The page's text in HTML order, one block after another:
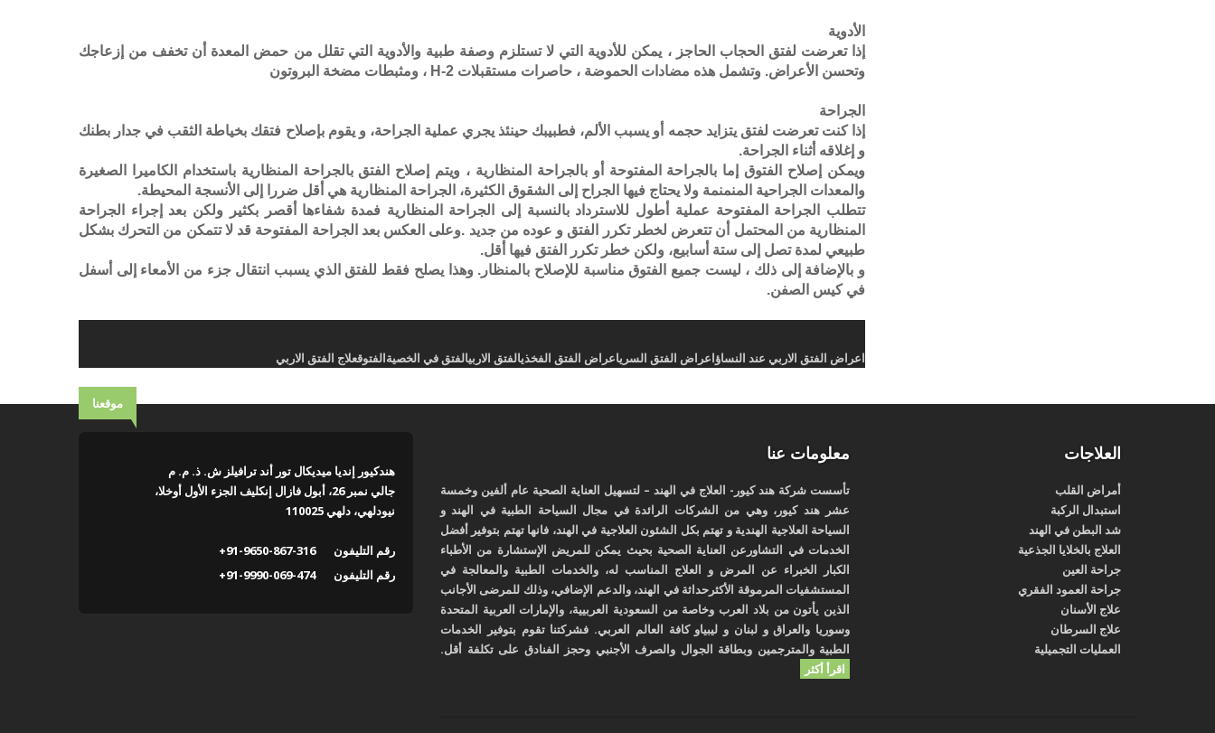
الأدوية
إذا تعرضت لفتق الحجاب الحاجز ، يمكن للأدوية التي لا تستلزم وصفة طبية والأدوية التي تقلل من حمض المعدة أن تخفف من إزعاجك
وتحسن الأعراض. وتشمل هذه مضادات الحموضة ، حاصرات مستقبلات H-2 ، ومثبطات مضخة البروتون
الجراحة
إذا كنت تعرضت لفتق يتزايد حجمه أو يسبب الألم، فطبيبك حينئذ يجري عملية الجراحة، و يقوم بإصلاح فتقك بخياطة الثقب في جدار بطنك
و إغلاقه أثناء الجراحة.
ويمكن إصلاح الفتوق إما بالجراحة المفتوحة أو بالجراحة المنظارية ، ويتم إصلاح الفتق بالجراحة المنظارية باستخدام الكاميرا الصغيرة
والمعدات الجراحية المنمنمة ولا يحتاج فيها الجراح إلى الشقوق الكثيرة، الجراحة المنظارية هي أقل ضررا إلى الأنسجة المحيطة.
تتطلب الجراحة المفتوحة عملية أطول للاسترداد بالنسبة إلى الجراحة المنظارية فمدة شفاءها أقصر بكثير ولكن بعد إجراء الجراحة
المنظارية من المحتمل أن تتعرض لخطر تكرر الفتق و عوده من جديد .وعلى العكس بعد الجراحة المفتوحة قد لا تتمكن من التحرك بشكل
طبيعي لمدة تصل إلى ستة أسابيع، ولكن خطر تكرر الفتق فيها أقل.
و بالإضافة إلى ذلك ، ليست جميع الفتوق مناسبة للإصلاح بالمنظار. وهذا يصلح فقط للفتق الذي يسبب انتقال جزء من الأمعاء إلى أسفل
في كيس الصفن.
اعراض الفتق الاربي عند النساؤاعراض الفتق السرياعراض الفتق الفخذيالفتق الاربيالفتق في الخصيةالفتوقعلاج الفتق الاربي
موقعنا
هندكيور إنديا ميديكال تور أند ترافيلز ش. ذ. م. م
جالي نمبر 26، أبول فازال إنكليف الجزء الأول أوخلا،
نيودلهي، دلهي 110025
+91-9650-867-316
رقم التليفون
+91-9990-069-474
رقم التليفون
معلومات عنا
تأسست شركة هند كيور- العلاج في الهند – لتسهيل العناية الصحية عام ألفين وخمسة
عشر هند كيور، وهي من الشركات الرائدة في مجال السياحة الطبية في الهند و
السياحة العلاجية الهندية و تهتم بكل الشئون العلاجية في الهند، فانها تهتم بتوفير أفضل
الخدمات في التشاورعن العناية الصحية بحيث يمكن للمريض الإستشارة من الأطباء
الكبار الخبراء عن المرض و العلاج المناسب له، والخدمات الطبية والمعالجة في
المستشفيات المرموقة الأكثرحداثة في الهند، والدعم الإضافي، وذلك للمرضى الأجانب
الذين يأتون من بلاد العرب وخاصة من السعودية العربيية، والإمارات العربية المتحدة
وسوريا والعراق و لبنان و ليبياو كافة العالم العربي. فشركتنا تقوم بتوفير الخدمات
الطبية والمترجمين وبطاقة الجوال والصرف الأجنبي وحجز الفنادق على تكلفة أقل.
اقرأ أكثر
العلاجات
أمراض القلب
استبدال الركبة
شد البطن في الهند
العلاج بالخلايا الجذعية
جراحة العين
جراحة العمود الفقري
علاج الأسنان
علاج السرطان
العمليات التجميلية